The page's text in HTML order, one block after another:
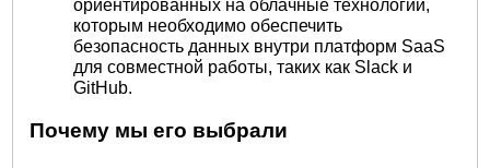
ориентированных на облачные технологии,
которым необходимо обеспечить
безопасность данных внутри платформ SaaS
для совместной работы, таких как Slack и
GitHub.
Почему мы его выбрали